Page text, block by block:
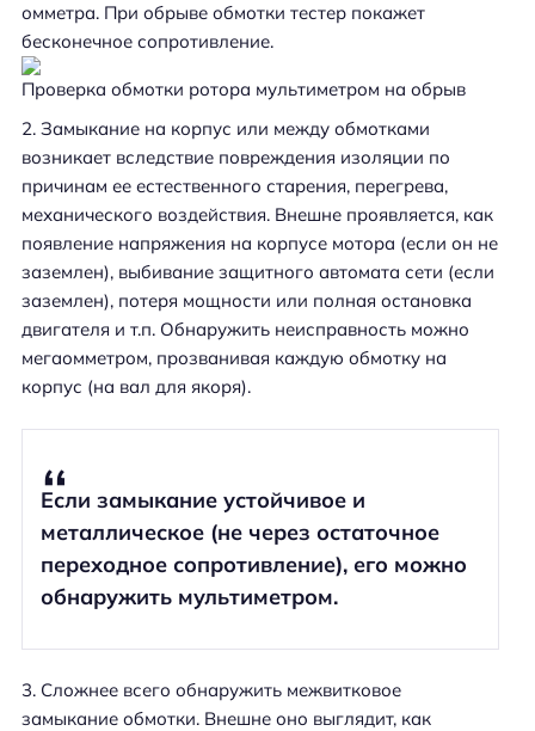
омметра. При обрыве обмотки тестер покажет
бесконечное сопротивление.
Проверка обмотки ротора мультиметром на обрыв
Замыкание на корпус или между обмотками
возникает вследствие повреждения изоляции по
причинам ее естественного старения, перегрева,
механического воздействия. Внешне проявляется, как
появление напряжения на корпусе мотора (если он не
заземлен), выбивание защитного автомата сети (если
заземлен), потеря мощности или полная остановка
двигателя и т.п. Обнаружить неисправность можно
мегаомметром, прозванивая каждую обмотку на
корпус (на вал для якоря).
Если замыкание устойчивое и
металлическое (не через остаточное
переходное сопротивление), его можно
обнаружить мультиметром.
Сложнее всего обнаружить межвитковое
замыкание обмотки. Внешне оно выглядит, как